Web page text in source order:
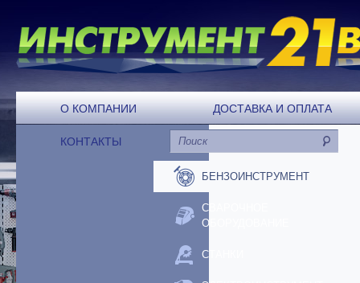
О КОМПАНИИ ДОСТАВКА И ОПЛАТА
КОНТАКТЫ
БЕНЗОИНСТРУМЕНТ
СВАРОЧНОЕ
ОБОРУДОВАНИЕ
СТАНКИ